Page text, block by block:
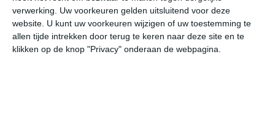
verwerking. Uw voorkeuren gelden uitsluitend voor deze
website. U kunt uw voorkeuren wijzigen of uw toestemming te
allen tijde intrekken door terug te keren naar deze site en te
klikken op de knop "Privacy" onderaan de webpagina.
05:00 08:00 11:00 14:00 17:00